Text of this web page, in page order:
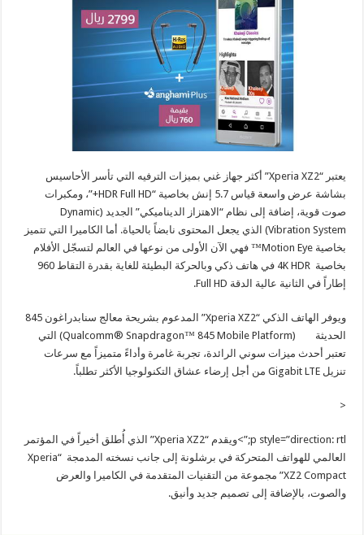
يعتبر “Xperia XZ2” أكثر جهاز غني بميزات الترفيه التي تأسر الأحاسيس
بشاشة عرض واسعة قياس 5.7 إنش بخاصية “HDR Full HD+”، ومكبرات
صوت قوية، إضافة إلى نظام “الاهتزاز الديناميكي” الجديد (Dynamic
Vibration System) الذي يجعل المحتوى نابضاً بالحياة. أما الكاميرا التي تتميز
بخاصية Motion Eye™ فهي الآن الأولى من نوعها في العالم لتسجّل الأفلام
بخاصية 4K HDR في هاتف ذكي وبالحركة البطيئة للغاية بقدرة التقاط 960
إطاراً في الثانية عالية الدقة Full HD.
ويوفر الهاتف الذكي “Xperia XZ2” المدعوم بشريحة معالج سنابدراغون 845
الحديثة (Qualcomm® Snapdragon™ 845 Mobile Platform) التي
تعتبر أحدث ميزات سوني الرائدة، تجربة غامرة وأداءً متميزاً مع سرعات
تنزيل Gigabit LTE من أجل إرضاء عشاق التكنولوجيا الأكثر تطلباً.
<
p style=”direction: rtl;”>
ويقدم “Xperia XZ2” الذي أُطلق أخيراً في المؤتمر
العالمي للهواتف المتحركة في برشلونة إلى جانب نسخته المدمجة “Xperia
XZ2 Compact” مجموعة من التقنيات المتقدمة في الكاميرا والعرض
والصوت، بالإضافة إلى تصميم جديد وأنيق.